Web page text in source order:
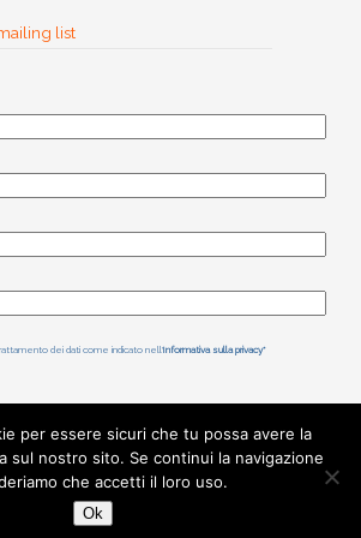
list
dei dati come indicato nell'Informativa sulla privacy*
Adamas Scienza
Via I. Bonomi 71, 00139
97716360587
per essere sicuri che tu possa avere la
sul nostro sito. Se continui la navigazione
che accetti il loro uso.
Ok